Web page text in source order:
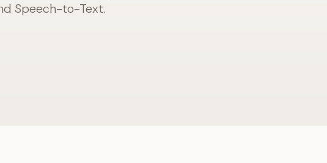
Speech-to-Text.